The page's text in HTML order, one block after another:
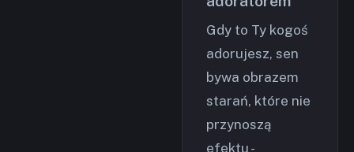
Gdy to Ty kogoś
adorujesz, sen
bywa obrazem
starań, które nie
przynoszą
efektu -